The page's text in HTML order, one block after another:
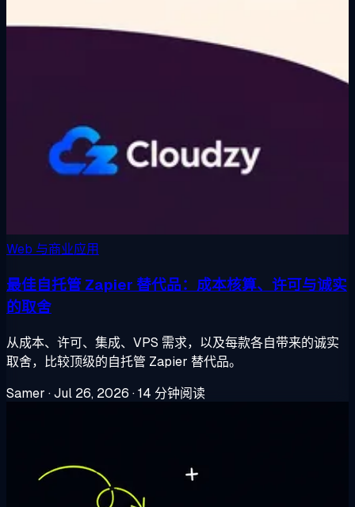
Web 与商业应用
最佳自托管 Zapier 替代品：成本核算、许可与诚实
的取舍
从成本、许可、集成、VPS 需求，以及每款各自带来的诚实
取舍，比较顶级的自托管 Zapier 替代品。
Samer ·Jul 26, 2026 ·14 分钟阅读